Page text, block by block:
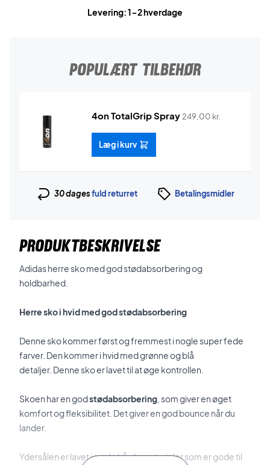
Levering: 1-2 hverdage
POPULÆRT TILBEHØR
4on TotalGrip Spray 249,00 kr.
Læg i kurv
30 dagesfuld returret Betalingsmidler
PRODUKTBESKRIVELSE
Adidas herre sko med god stødabsorbering og
holdbarhed.
Herre sko i hvid med god stødabsorbering
Denne sko kommer først og fremmest i nogle super fede
farver. Den kommer i hvid med grønne og blå
detaljer. Denne sko er lavet til at øge kontrollen.
Skoen har en godstødabsorbering , som giver en øget
komfort og fleksibilitet. Det giver en god bounce når du
lander.
Ydersålen er lavet i nogle hårde materialer som er gode til